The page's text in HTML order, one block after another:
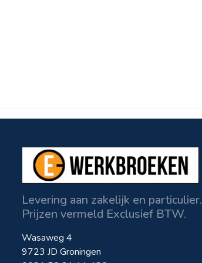
Levering aan zakelijk en particulier.
Prijzen vermeld Exclusief BTW.
Wasaweg 4
9723 JD Groningen